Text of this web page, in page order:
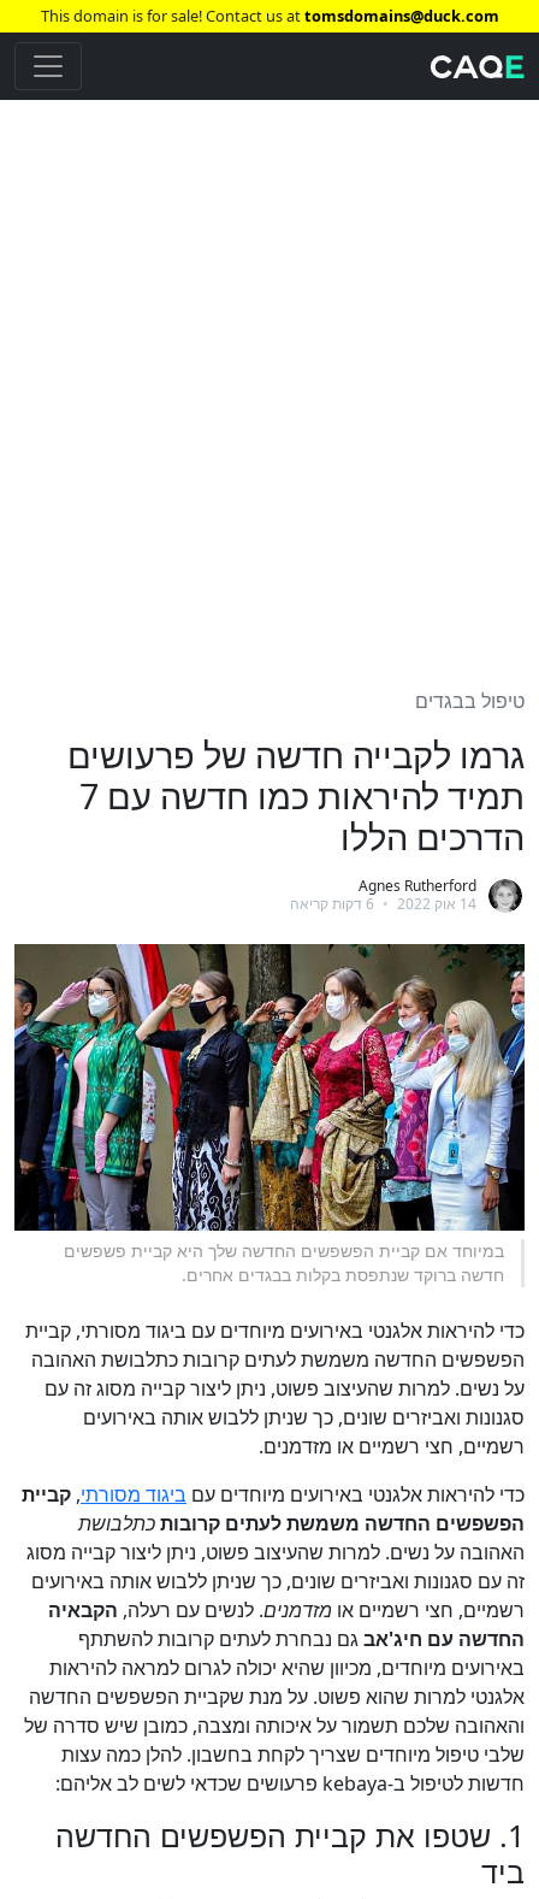
This domain is for sale! Contact us attomsdomains@duck.com
טיפול בבגדים
גרמו לקבייה חדשה של פרעושים
תמיד להיראות כמו חדשה עם 7
הדרכים הללו
Agnes Rutherford
14 אוק 2022
•
במיוחד אם קביית הפשפשים החדשה שלך היא קביית פשפשים
חדשה ברוקד שנתפסת בקלות בבגדים אחרים.
כדי להיראות אלגנטי באירועים מיוחדים עם ביגוד מסורתי, קביית
הפשפשים החדשה משמשת לעתים קרובות כתלבושת האהובה
על נשים. למרות שהעיצוב פשוט, ניתן ליצור קבייה מסוג זה עם
סגנונות ואביזרים שונים, כך שניתן ללבוש אותה באירועים
רשמיים, חצי רשמיים או מזדמנים.
כדי להיראות אלגנטי באירועים מיוחדים עם ביגוד מסורתי, קביית
הפשפשים החדשה משמשת לעתים קרובותכתלבושת
האהובה על נשים. למרות שהעיצוב פשוט, ניתן ליצור קבייה מסוג
זה עם סגנונות ואביזרים שונים, כך שניתן ללבוש אותה באירועים
רשמיים, חצי רשמיים או מזדמנים. לנשים עם רעלה, הקבאיה
החדשה עם חיג'אבגם נבחרת לעתים קרובות להשתתף
באירועים מיוחדים, מכיוון שהיא יכולה לגרום למראה להיראות
אלגנטי למרות שהוא פשוט. על מנת שקביית הפשפשים החדשה
והאהובה שלכם תשמור על איכותה ומצבה, כמובן שיש סדרה של
שלבי טיפול מיוחדים שצריך לקחת בחשבון. להלן כמה עצות
חדשות לטיפול ב-kebaya פרעושים שכדאי לשים לב אליהם:
1. שטפו את קביית הפשפשים החדשה
ביד